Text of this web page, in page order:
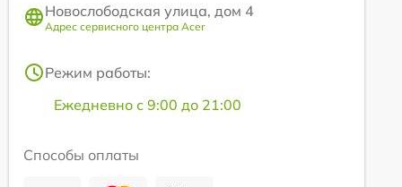
Новослободская улица, дом 4
Адрес сервисного центра Acer
Режим работы:
Ежедневно с 9:00 до 21:00
Способы оплаты